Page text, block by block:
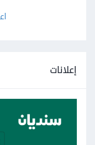
إعلانات